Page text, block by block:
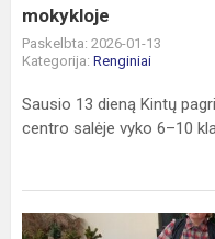
mokykloje
Paskelbta: 2026-01-13
Kategorija: Renginiai
Sausio 13 dieną Kintų
centro salėje vyko 6–10
Kalėdinė